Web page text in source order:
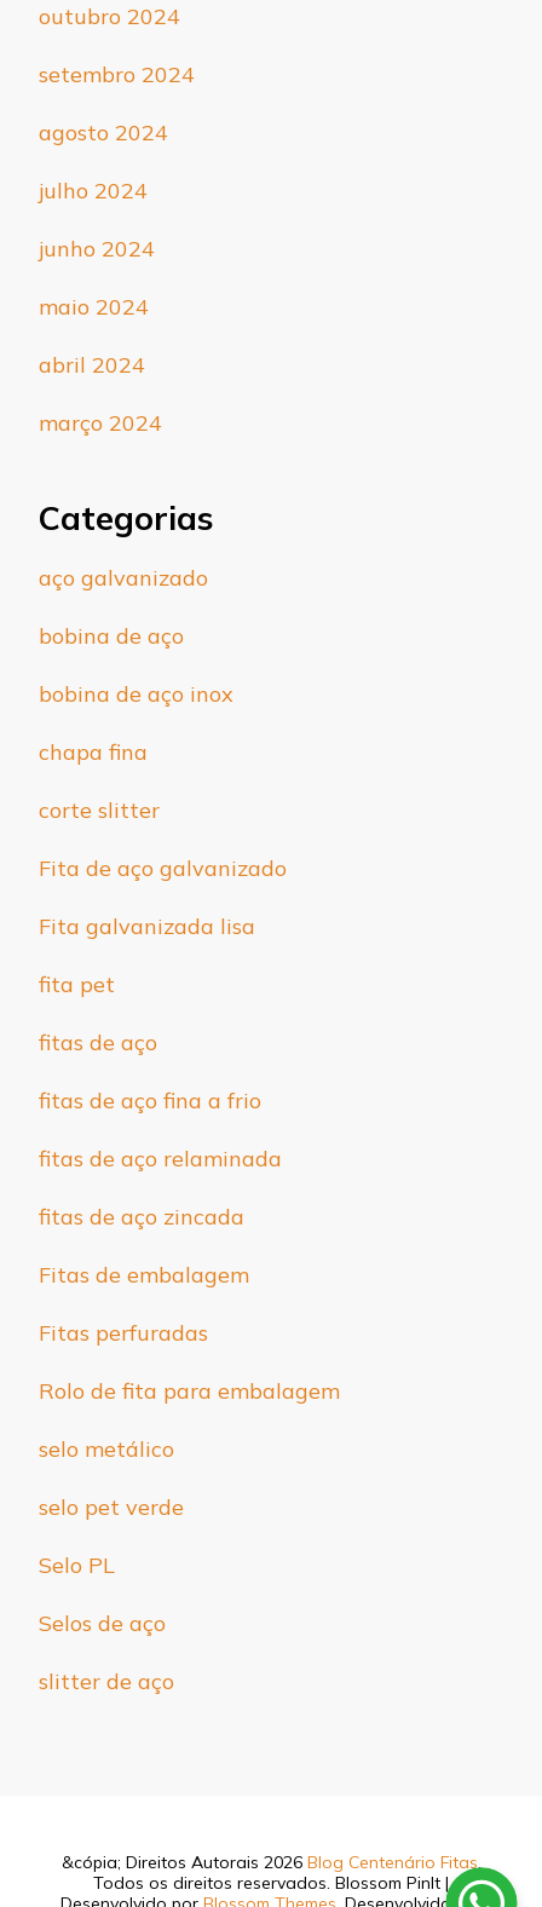
outubro 2024
setembro 2024
agosto 2024
julho 2024
junho 2024
maio 2024
abril 2024
março 2024
Categorias
aço galvanizado
bobina de aço
bobina de aço inox
chapa fina
corte slitter
Fita de aço galvanizado
Fita galvanizada lisa
fita pet
fitas de aço
fitas de aço fina a frio
fitas de aço relaminada
fitas de aço zincada
Fitas de embalagem
Fitas perfuradas
Rolo de fita para embalagem
selo metálico
selo pet verde
Selo PL
Selos de aço
slitter de aço
&cópia; Direitos Autorais 2026 Blog Centenário Fitas.
Todos os direitos reservados. Blossom PinIt |